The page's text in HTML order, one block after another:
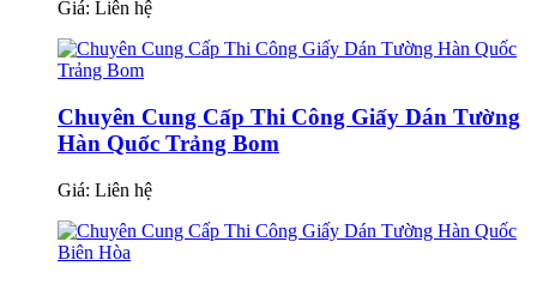
Giá: Liên hệ
Chuyên Cung Cấp Thi Công Giấy Dán Tường
Hàn Quốc Trảng Bom
Giá: Liên hệ